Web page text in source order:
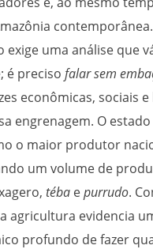
exige uma análise que
é precisofalar sem
econômicas, sociais e
engrenagem. O estado
o maior produtor
um volume de
téba epurrudo.
agricultura evidencia
profundo de fazer